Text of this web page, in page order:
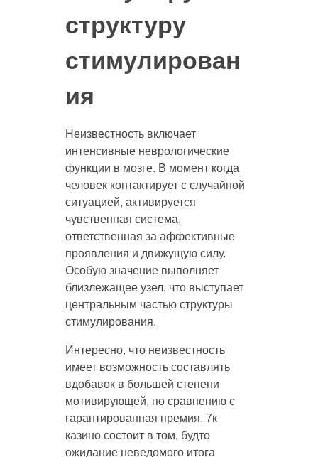
структуру
стимулирован
ия
Неизвестность включает
интенсивные неврологические
функции в мозге. В момент когда
человек контактирует с случайной
ситуацией, активируется
чувственная система,
ответственная за аффективные
проявления и движущую силу.
Особую значение выполняет
близлежащее узел, что выступает
центральным частью структуры
стимулирования.
Интересно, что неизвестность
имеет возможность составлять
вдобавок в большей степени
мотивирующей, по сравнению с
гарантированная премия. 7к
казино состоит в том, будто
ожидание неведомого итога